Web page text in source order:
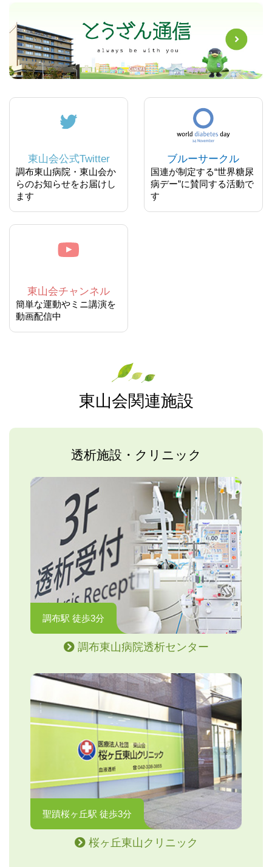
東山会公式Twitter
調布東山病院・東山会か
らのお知らせをお届けし
ます
ブルーサークル
国連が制定する“世界糖尿
病デー”に賛同する活動で
す
東山会チャンネル
簡単な運動やミニ講演を
動画配信中
東山会関連施設
透析施設・クリニック
調布駅 徒歩3分
調布東山病院透析センター
聖蹟桜ヶ丘駅 徒歩3分
桜ヶ丘東山クリニック